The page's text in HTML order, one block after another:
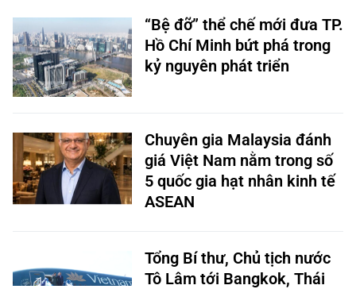
“Bệ đỡ” thể chế mới đưa TP.
Hồ Chí Minh bứt phá trong
kỷ nguyên phát triển
Chuyên gia Malaysia đánh
giá Việt Nam nằm trong số
5 quốc gia hạt nhân kinh tế
ASEAN
Tổng Bí thư, Chủ tịch nước
Tô Lâm tới Bangkok, Thái